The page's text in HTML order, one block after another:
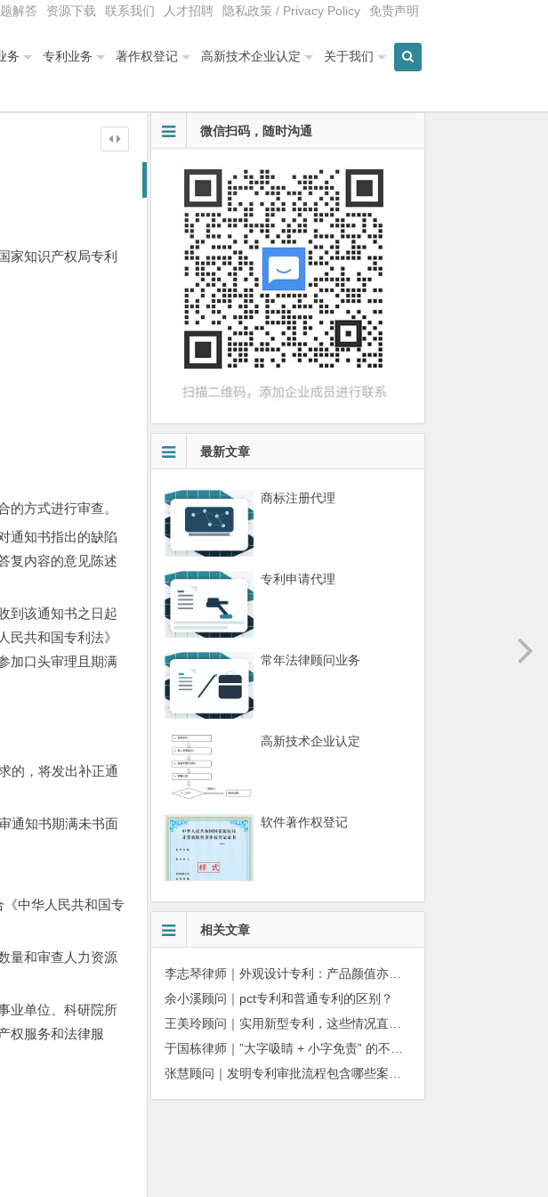
解答 资源下载 联系我们 人才招聘 隐私政策 / Privacy Policy 免责声明
务 专利业务 著作权登记 高新技术企业认定 关于我们
家知识产权局专利
方式进行审查。
通知书指出的缺陷
复内容的意见陈述
到该通知书之日起
民共和国专利法》
加口头审理且期满
的，将发出补正通
通知书期满未书面
中华人民共和国专
量和审查人力资源
业单位、科研院所
权服务和法律服
微信扫码，随时沟通
最新文章
商标注册代理
专利申请代理
常年法律顾问业务
高新技术企业认定
软件著作权登记
相关文章
李志琴律师｜外观设计专利：产品颜值亦是企业核心商业壁垒
余小溪顾问｜pct专利和普通专利的区别？